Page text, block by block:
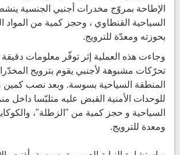
الإطاحة بمروّج مخدرات أجنبي الجنسية
السياحية القنطاوي ، وحجز كمية من المواد
بحوزته ومعدّة للترويج.
وجاءت هذه العملية إثر توفّر معلومات دقيقة
تحرّكات مشبوهة لأجنبي يقوم بترويج
المنطقة السياحية بسوسة. وبعد نصب
للوحدات الأمنية القبض عليه متلبّسا داخل
السياحية و حجز كمية من "الزطلة"،
ومعدة للترويج.